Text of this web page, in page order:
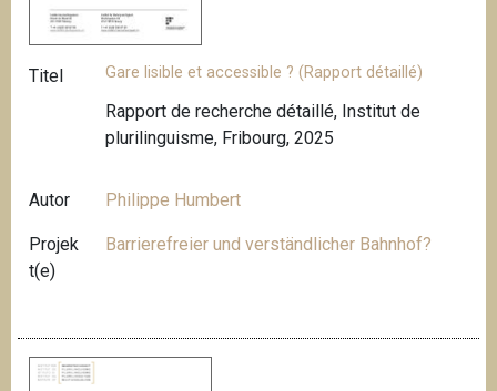
Titel Gare lisible et accessible ? (Rapport détaillé)
Rapport de recherche détaillé, Institut de
plurilinguisme, Fribourg, 2025
Autor Philippe Humbert
Projek
t(e)
Barrierefreier und verständlicher Bahnhof?